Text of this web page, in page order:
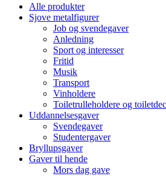
Alle produkter
Sjove metalfigurer
Job og svendegaver
Anledning
Sport og interesser
Fritid
Musik
Transport
Vinholdere
Toiletrulleholdere og
Uddannelsesgaver
Svendegaver
Studentergaver
Bryllupsgaver
Gaver til hende
Mors dag gave